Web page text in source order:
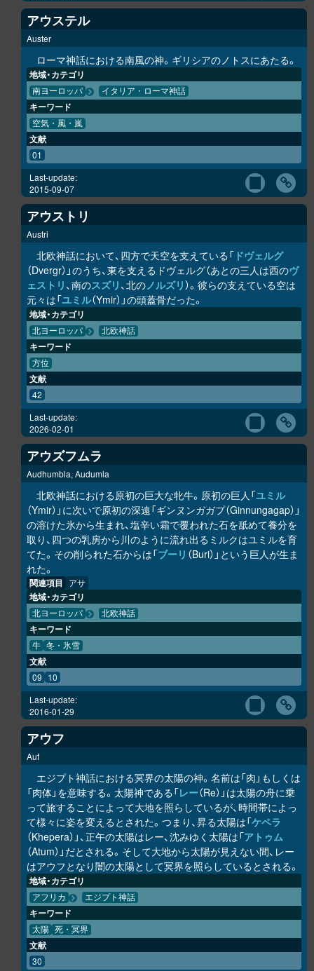
アウステル
Auster
ローマ神話における南風の神。ギリシアのノトスにあたる。
地域・カテゴリ
南ヨーロッパ イタリア・ローマ神話
キーワード
空気・風・嵐
文献
01
Last-update:
2015-09-07
アウストリ
Austri
北欧神話において、四方で天空を支えている「 ドヴェルグ
（Dvergr）」のうち、東を支えるドヴェルグ（あとの三人は西のヴ
ェストリ 、南のスズリ 、北のノルズリ）。彼らの支えている空は
元々は「ユミル（Ymir）」の頭蓋骨だった。
地域・カテゴリ
北ヨーロッパ 北欧神話
キーワード
方位
文献
42
Last-update:
2026-02-01
アウズフムラ
Audhumbla, Audumla
北欧神話における原初の巨大な牝牛。原初の巨人「ユミル
（Ymir）」に次いで原初の深遠「ギンヌンガガプ（Ginnungagap）」
の溶けた氷から生まれ、塩辛い霜で覆われた石を舐めて養分を
取り、四つの乳房から川のように流れ出るミルクはユミルを育
てた。その削られた石からは「ブーリ （Buri）」という巨人が生ま
れた。
関連項目 アサ
地域・カテゴリ
北ヨーロッパ 北欧神話
キーワード
牛 冬・氷雪
文献
09 10
Last-update:
2016-01-29
アウフ
Auf
エジプト神話における冥界の太陽の神。名前は「肉」もしくは
「肉体」を意味する。太陽神である「レー（Re）」は太陽の舟に乗
って旅することによって大地を照らしているが、時間帯によっ
て様々に姿を変えるとされた。つまり、昇る太陽は「ケペラ
（Khepera）」、正午の太陽はレー、沈みゆく太陽は「アトゥム
（Atum）」だとされる。そして大地から太陽が見えない間、レー
はアウフとなり闇の太陽として冥界を照らしているとされる。
地域・カテゴリ
アフリカ エジプト神話
キーワード
太陽 死・冥界
文献
30